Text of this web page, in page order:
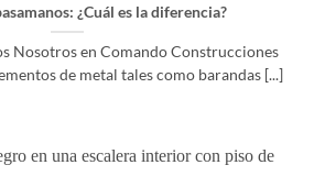
¿Cuál es la diferencia?
Nosotros en Comando Construcciones
de metal tales como barandas [...]